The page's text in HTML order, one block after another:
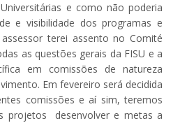
e como não poderia
e visibilidade dos programas e
terei assento no Comité
as questões gerais da FISU e a
em comissões de natureza
Em fevereiro será decidida
comissões e aí sim, teremos
projetos desenvolver e metas a